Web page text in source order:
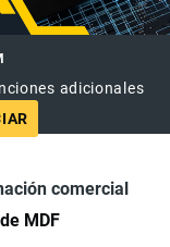
adicionales
comercial
MDF